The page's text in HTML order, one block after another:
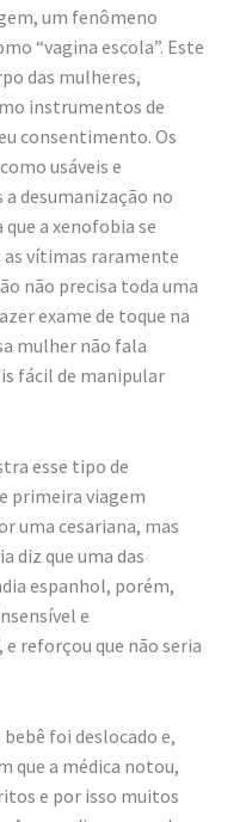
um fenômeno
“vagina escola”. Este
das mulheres,
instrumentos de
consentimento. Os
usáveis e
desumanização no
a xenofobia se
as vítimas raramente
não precisa toda uma
exame de toque na
mulher não fala
fácil de manipular
esse tipo de
primeira viagem
uma cesariana, mas
diz que uma das
espanhol, porém,
e
e reforçou que não seria
foi deslocado e,
que a médica notou,
e por isso muitos